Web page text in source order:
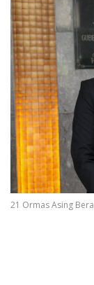
21 Ormas Asing